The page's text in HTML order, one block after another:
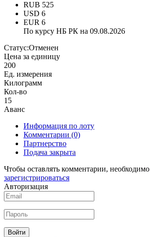
RUB 525
USD 6
EUR 6
По курсу НБ РК на 09.08.2026
Статус:Отменен
Цена за единицу
200
Ед. измерения
Килограмм
Кол-во
15
Аванс
Информация по лоту
Комментарии (0)
Партнерство
Подача закрыта
Чтобы оставлять комментарии, необходимо
зарегистрироваться
Авторизация
Войти